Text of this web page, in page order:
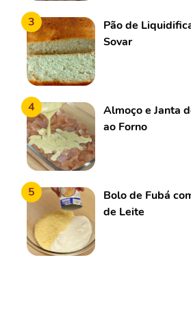
3
Pão de
Sovar
4
Almoço e Janta
ao Forno
5
Bolo de Fubá
de Leite